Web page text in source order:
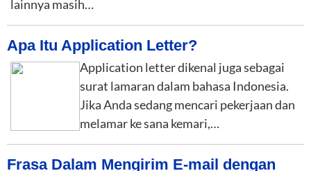
lainnya masih…
Apa Itu Application Letter?
Application letter dikenal juga sebagai
surat lamaran dalam bahasa Indonesia.
Jika Anda sedang mencari pekerjaan dan
melamar ke sana kemari,…
Frasa Dalam Mengirim E-mail dengan